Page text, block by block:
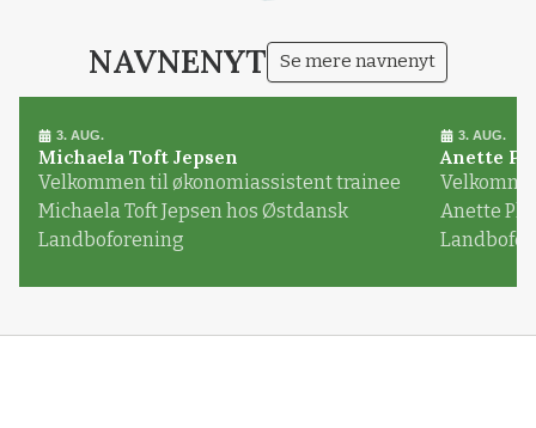
NAVNENYT Se mere navnenyt
3. AUG.
Michaela Toft Jepsen
Velkommen til økonomiassistent trainee
Michaela Toft Jepsen hos Østdansk
Landboforening
3. AUG.
Anette
Anette